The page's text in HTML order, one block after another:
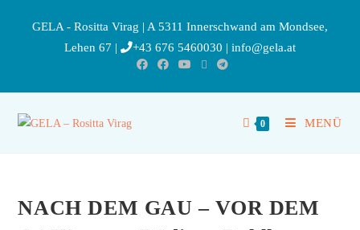
GELA - Rositta Virag | A 5311 Innerschwand am Mondsee,
Lehen 67 |
+43 676 5460030 | info@gela.at
0 MENÜ
NACH DEM GAU – VOR DEM